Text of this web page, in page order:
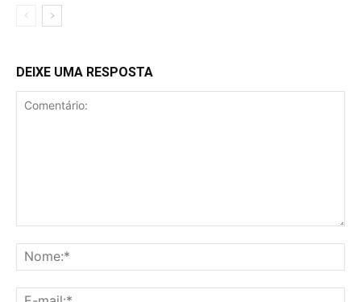
DEIXE UMA RESPOSTA